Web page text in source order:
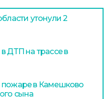
утонули 2
ДТП на трассе в
в Камешково
сына